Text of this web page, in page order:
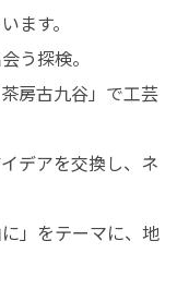
ます。
う探検。
房古九谷」で工芸
デアを交換し、ネ
」をテーマに、地